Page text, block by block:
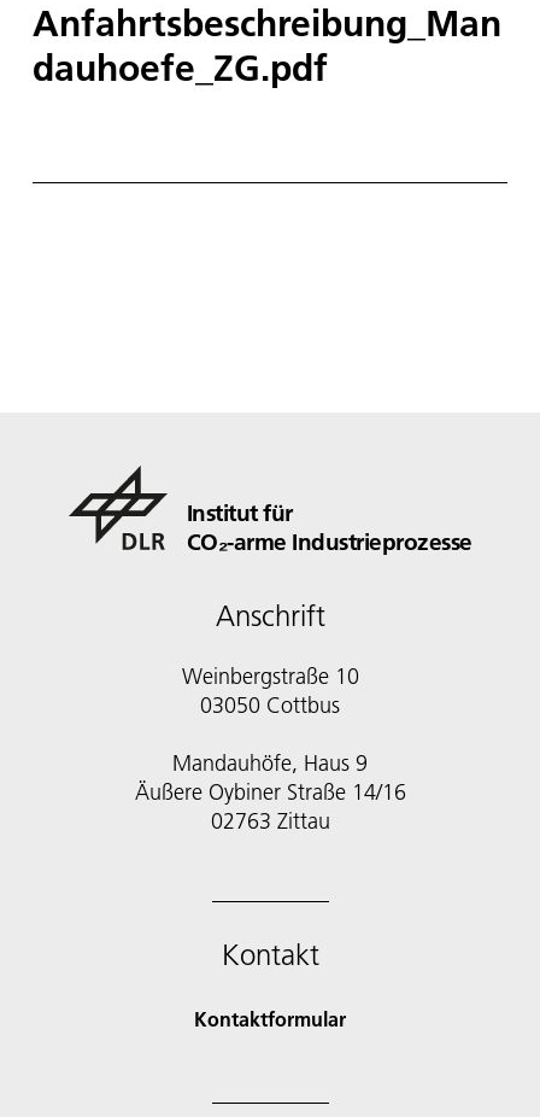
Anfahrtsbeschreibung_Man
dauhoefe_ZG.pdf
Institut für
CO₂-arme Industrieprozesse
Anschrift
Weinbergstraße 10
03050 Cottbus
Mandauhöfe, Haus 9
Äußere Oybiner Straße 14/16
02763 Zittau
Kontakt
Kontaktformular